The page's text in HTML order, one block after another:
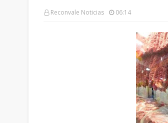
Reconvale Noticias 06:14